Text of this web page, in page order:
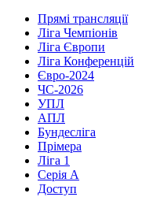
Прямі трансляції
Ліга Чемпіонів
Ліга Європи
Ліга Конференцій
Євро-2024
ЧС-2026
УПЛ
АПЛ
Бундесліга
Прімера
Ліга 1
Серія А
Доступ